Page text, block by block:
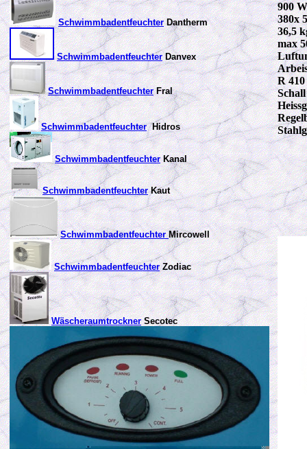
SchwimmbadentfeuchterDantherm
SchwimmbadentfeuchterDanvex
SchwimmbadentfeuchterFral
SchwimmbadentfeuchterHidros
SchwimmbadentfeuchterKanal
SchwimmbadentfeuchterKaut
SchwimmbadentfeuchterMircowell
SchwimmbadentfeuchterZodiac
Wäscheraumtrockner Secotec
900
380x
36,5
max
R 410